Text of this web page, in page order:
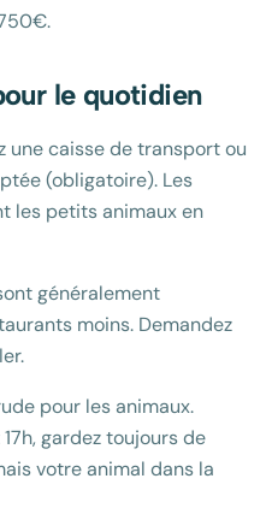
le quotidien
une caisse de transport ou
(obligatoire). Les
les petits animaux en
généralement
moins. Demandez
pour les animaux.
gardez toujours de
votre animal dans la